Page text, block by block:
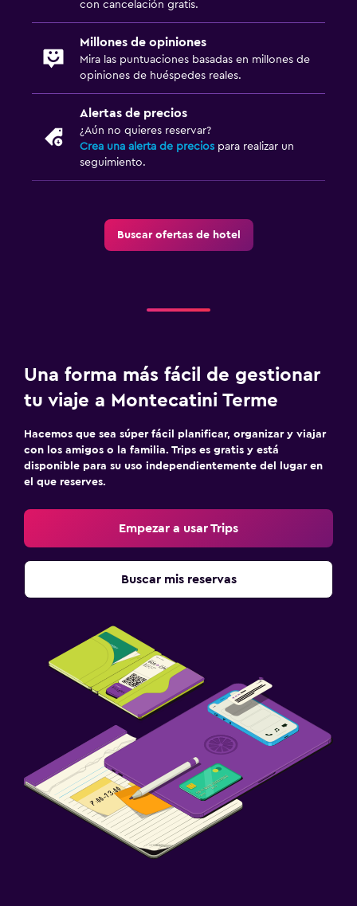
con cancelación gratis.
Millones de opiniones
Mira las puntuaciones basadas en millones de
opiniones de huéspedes reales.
Alertas de precios
¿Aún no quieres reservar?
Crea una alerta de precios para realizar un
seguimiento.
Buscar ofertas de hotel
Una forma más fácil de gestionar
tu viaje a Montecatini Terme
Hacemos que sea súper fácil planificar, organizar y viajar
con los amigos o la familia. Trips es gratis y está
disponible para su uso independientemente del lugar en
el que reserves.
Empezar a usar Trips
Buscar mis reservas